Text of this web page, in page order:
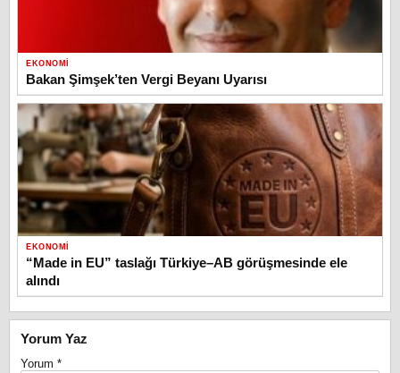
EKONOMI
Bakan Şimşek’ten Vergi Beyanı Uyarısı
EKONOMI
“Made in EU” taslağı Türkiye–AB görüşmesinde ele
alındı
Yorum Yaz
Yorum *